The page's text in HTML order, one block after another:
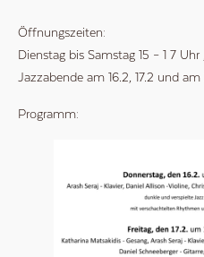
Öffnungszeiten:
Dienstag bis Samstag 15 – 1 7 Uhr
Jazzabende am 16.2, 17.2 und
Programm: